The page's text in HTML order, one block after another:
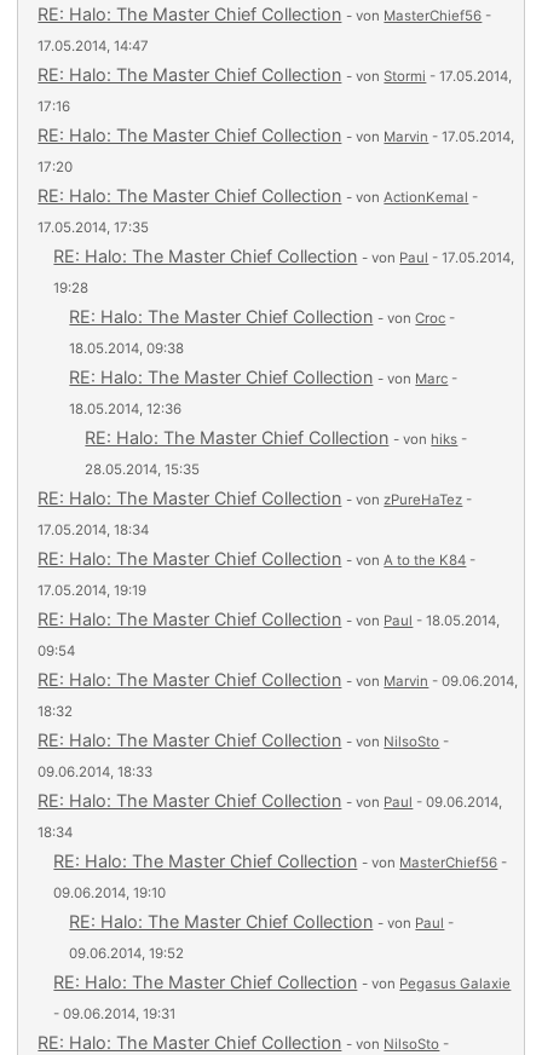
RE: Halo: The Master Chief Collection - von MasterChief56 -
17.05.2014, 14:47
RE: Halo: The Master Chief Collection - vonStormi - 17.05.2014,
17:16
RE: Halo: The Master Chief Collection - von Marvin - 17.05.2014,
17:20
RE: Halo: The Master Chief Collection - vonActionKemal -
17.05.2014, 17:35
RE: Halo: The Master Chief Collection - von Paul - 17.05.2014,
19:28
RE: Halo: The Master Chief Collection - vonCroc -
18.05.2014, 09:38
RE: Halo: The Master Chief Collection - von Marc -
18.05.2014, 12:36
RE: Halo: The Master Chief Collection - von hiks -
28.05.2014, 15:35
RE: Halo: The Master Chief Collection - vonzPureHaTez -
17.05.2014, 18:34
RE: Halo: The Master Chief Collection - vonA to the K84 -
17.05.2014, 19:19
RE: Halo: The Master Chief Collection - von Paul - 18.05.2014,
09:54
RE: Halo: The Master Chief Collection - von Marvin - 09.06.2014,
18:32
RE: Halo: The Master Chief Collection - von NilsoSto -
09.06.2014, 18:33
RE: Halo: The Master Chief Collection - von Paul - 09.06.2014,
18:34
RE: Halo: The Master Chief Collection - von MasterChief56 -
09.06.2014, 19:10
RE: Halo: The Master Chief Collection - von Paul -
09.06.2014, 19:52
RE: Halo: The Master Chief Collection - von Pegasus Galaxie
- 09.06.2014, 19:31
RE: Halo: The Master Chief Collection - von NilsoSto -